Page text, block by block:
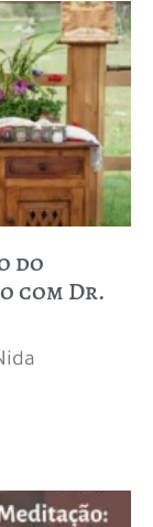
do
com Dr.